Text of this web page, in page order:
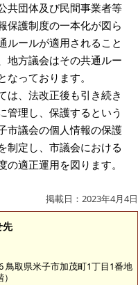
共団体及び民間事業者等
保護制度の一本化が図ら
ルールが適用されること
地方議会はその共通ルー
なっております。
は、法改正後も引き続き
管理し、保護するという
市議会の個人情報の保護
制定し、市議会における
の適正運用を図ります。
掲載日：2023年4月4日
先
鳥取県米子市加茂町1丁目1番地